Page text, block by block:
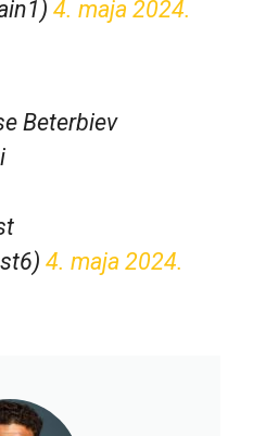
4. maja 2024.
Beterbiev
4. maja 2024.